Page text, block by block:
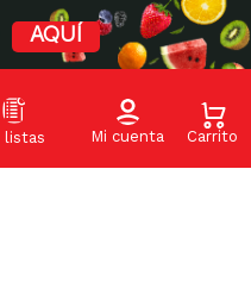
AQUÍ